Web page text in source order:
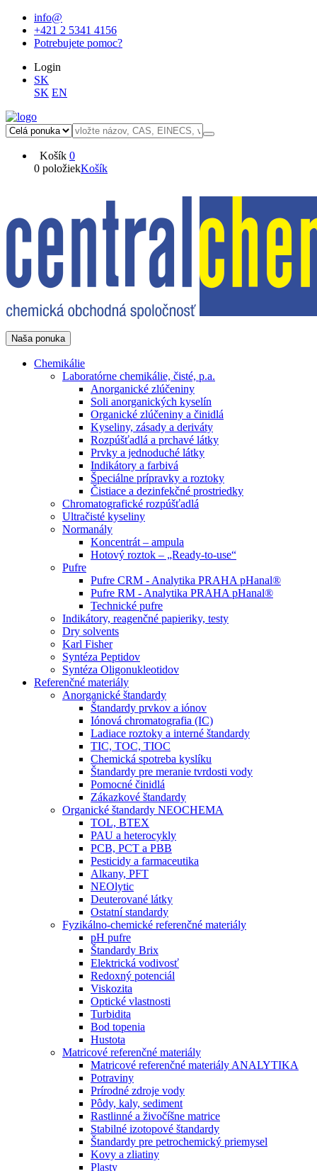
info@
+421 2 5341 4156
Potrebujete pomoc?
Login
SK
SK EN
Košík 0
0 položiekKošík
Naša ponuka
Chemikálie
Laboratórne chemikálie, čisté, p.a.
Anorganické zlúčeniny
Soli anorganických kyselín
Organické zlúčeniny a činidlá
Kyseliny, zásady a deriváty
Rozpúšťadlá a prchavé látky
Prvky a jednoduché látky
Indikátory a farbivá
Špeciálne prípravky a roztoky
Čistiace a dezinfekčné prostriedky
Chromatografické rozpúšťadlá
Ultračisté kyseliny
Normanály
Koncentrát – ampula
Hotový roztok – „Ready-to-use“
Pufre
Pufre CRM - Analytika PRAHA pHanal®
Pufre RM - Analytika PRAHA pHanal®
Technické pufre
Indikátory, reagenčné papieriky, testy
Dry solvents
Karl Fisher
Syntéza Peptidov
Syntéza Oligonukleotidov
Referenčné materiály
Anorganické štandardy
Štandardy prvkov a iónov
Iónová chromatografia (IC)
Ladiace roztoky a interné štandardy
TIC, TOC, TIOC
Chemická spotreba kyslíku
Štandardy pre meranie tvrdosti vody
Pomocné činidlá
Zákazkové štandardy
Organické štandardy NEOCHEMA
TOL, BTEX
PAU a heterocykly
PCB, PCT a PBB
Pesticidy a farmaceutika
Alkany, PFT
NEOlytic
Deuterované látky
Ostatní standardy
Fyzikálno-chemické referenčné materiály
pH pufre
Štandardy Brix
Elektrická vodivosť
Redoxný potenciál
Viskozita
Optické vlastnosti
Turbidita
Bod topenia
Hustota
Matricové referenčné materiály
Matricové referenčné materiály ANALYTIKA
Potraviny
Prírodné zdroje vody
Pôdy, kaly, sediment
Rastlinné a živočíšne matrice
Stabilné izotopové štandardy
Štandardy pre petrochemický priemysel
Kovy a zliatiny
Plasty